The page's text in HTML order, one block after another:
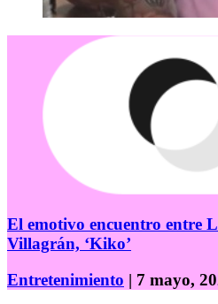
El emotivo encuentro entre
Villagrán, ‘Kiko’
Entretenimiento | 7 mayo,